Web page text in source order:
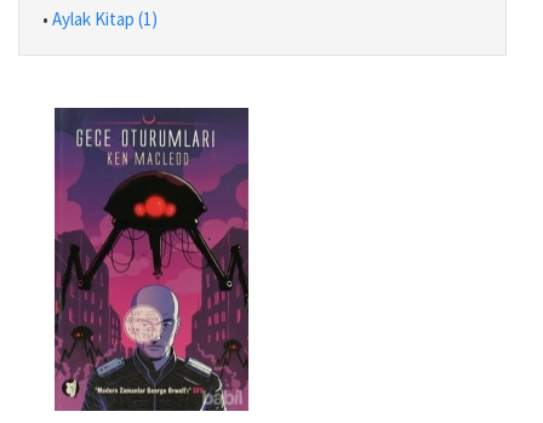
• Aylak Kitap (1)